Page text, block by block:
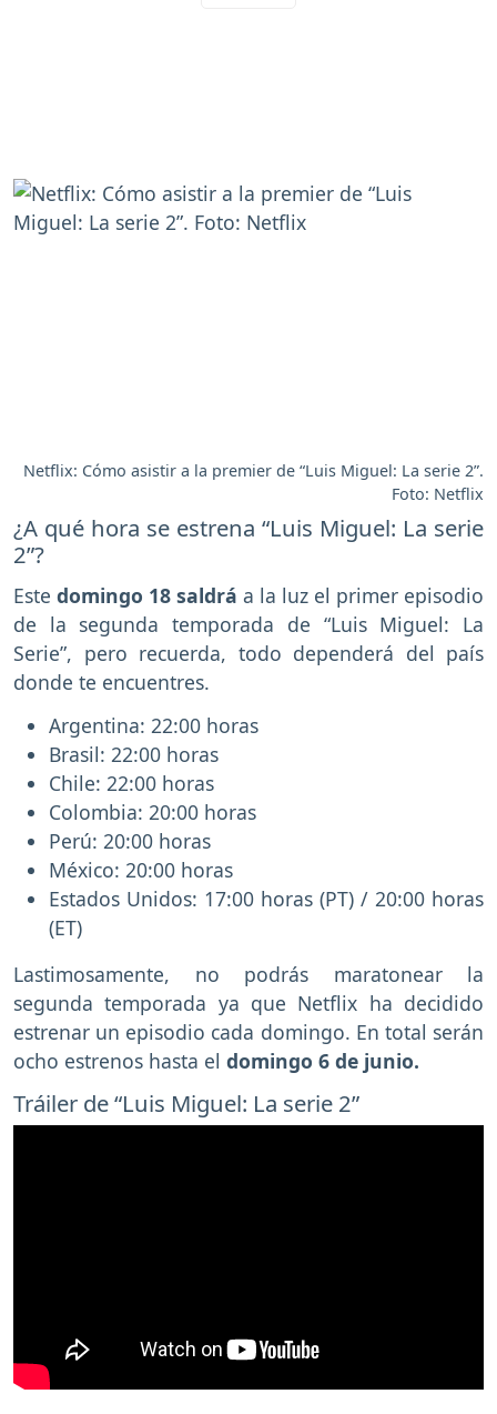
Netflix: Cómo asistir a la premier de “Luis Miguel: La serie 2”.
Foto: Netflix
¿A qué hora se estrena “Luis Miguel: La serie
2”?
Este domingo 18 saldrá a la luz el primer episodio
de la segunda temporada de “Luis Miguel: La
Serie”, pero recuerda, todo dependerá del país
donde te encuentres.
Argentina: 22:00 horas
Brasil: 22:00 horas
Chile: 22:00 horas
Colombia: 20:00 horas
Perú: 20:00 horas
México: 20:00 horas
Estados Unidos: 17:00 horas (PT) / 20:00 horas
(ET)
Lastimosamente, no podrás maratonear la
segunda temporada ya que Netflix ha decidido
estrenar un episodio cada domingo. En total serán
ocho estrenos hasta el domingo 6 de junio.
Tráiler de “Luis Miguel: La serie 2”